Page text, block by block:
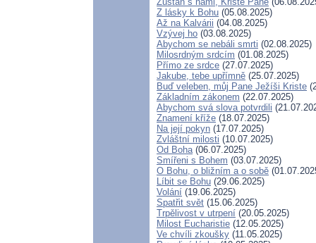
Z lásky k Bohu (05.08.2025)
Až na Kalvárii (04.08.2025)
Vzývej ho (03.08.2025)
Abychom se nebáli smrti (02.08.2025)
Milosrdným srdcím (01.08.2025)
Přímo ze srdce (27.07.2025)
Jakube, tebe upřímně (25.07.2025)
Buď veleben, můj Pane Ježíši Kriste
Základním zákonem (22.07.2025)
Abychom svá slova potvrdili
Znamení kříže (18.07.2025)
Na její pokyn (17.07.2025)
Zvláštní milosti (10.07.2025)
Od Boha(06.07.2025)
Smířeni s Bohem (03.07.2025)
O Bohu, o bližním a o sobě
Líbit se Bohu (29.06.2025)
Volání (19.06.2025)
Spatřit svět (15.06.2025)
Trpělivost v utrpení (20.05.2025)
Milost Eucharistie (12.05.2025)
Ve chvíli zkoušky (11.05.2025)